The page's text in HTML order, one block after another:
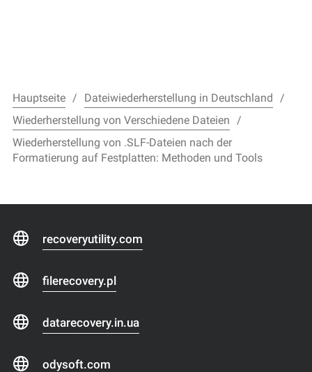
Hauptseite
Dateiwiederherstellung in Deutschland
Wiederherstellung von Verschiedene Dateien
Wiederherstellung von .SLF-Dateien nach der
Formatierung auf Festplatten: Methoden und Tools
recoveryutility.com
filerecovery.pl
datarecovery.in.ua
odysoft.com